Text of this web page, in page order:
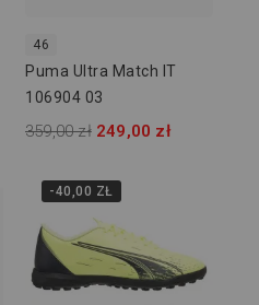
46
Puma Ultra Match IT
106904 03
359,00 zł 249,00 zł
-40,00 ZŁ